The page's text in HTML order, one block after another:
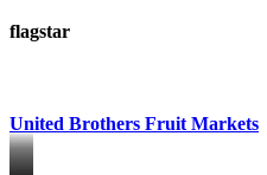
flagstar
United Brothers Fruit Markets